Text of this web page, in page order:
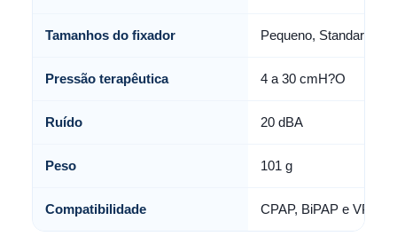
Tamanhos do fixador Pequeno, Standard e
Pressão terapêutica 4 a 30 cmH?O
Ruído 20 dBA
Peso 101 g
Compatibilidade CPAP, BiPAP e VPAP